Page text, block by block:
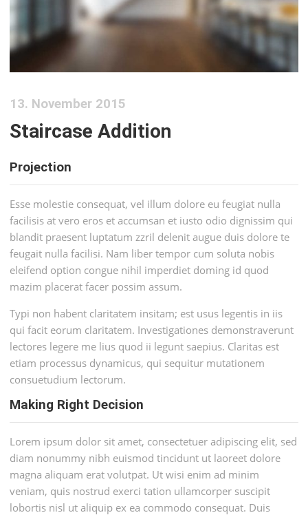
13. November 2015
Staircase Addition
Projection
Esse molestie consequat, vel illum dolore eu feugiat nulla
facilisis at vero eros et accumsan et iusto odio dignissim qui
blandit praesent luptatum zzril delenit augue duis dolore te
feugait nulla facilisi. Nam liber tempor cum soluta nobis
eleifend option congue nihil imperdiet doming id quod
mazim placerat facer possim assum.
Typi non habent claritatem insitam; est usus legentis in iis
qui facit eorum claritatem. Investigationes demonstraverunt
lectores legere me lius quod ii legunt saepius. Claritas est
etiam processus dynamicus, qui sequitur mutationem
consuetudium lectorum.
Making Right Decision
Lorem ipsum dolor sit amet, consectetuer adipiscing elit, sed
diam nonummy nibh euismod tincidunt ut laoreet dolore
magna aliquam erat volutpat. Ut wisi enim ad minim
veniam, quis nostrud exerci tation ullamcorper suscipit
lobortis nisl ut aliquip ex ea commodo consequat. Duis